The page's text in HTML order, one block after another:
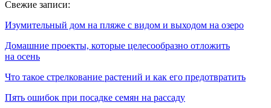
Свежие записи:
Изумительный дом на пляже с видом и выходом на озеро
Домашние проекты, которые целесообразно отложить
на осень
Что такое стрелкование растений и как его предотвратить
Пять ошибок при посадке семян на рассаду